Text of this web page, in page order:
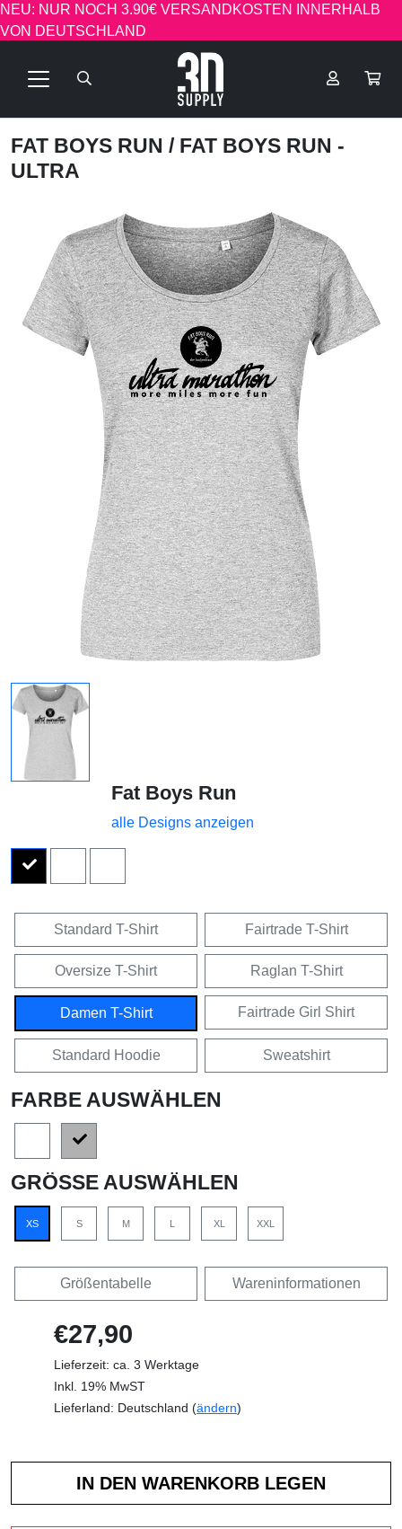
NEU: NUR NOCH 3.90€ VERSANDKOSTEN INNERHALB
VON DEUTSCHLAND
FAT BOYS RUN / FAT BOYS RUN -
ULTRA
Fat Boys Run
alle Designs anzeigen
Standard T-Shirt Fairtrade T-Shirt
Oversize T-Shirt Raglan T-Shirt
Damen T-Shirt Fairtrade Girl Shirt
Standard Hoodie Sweatshirt
FARBE AUSWÄHLEN
GRÖSSE AUSWÄHLEN
XS S M L XL XXL
Größentabelle Wareninformationen
€27,90
Lieferzeit: ca. 3 Werktage
Inkl. 19% MwST
Lieferland: Deutschland (ändern)